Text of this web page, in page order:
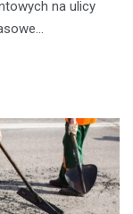
na ulicy